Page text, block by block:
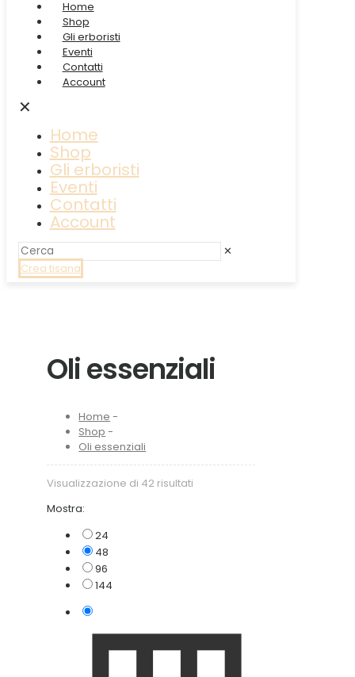
Home
Shop
Gli erboristi
Eventi
Contatti
Account
✕
Home
Shop
Gli erboristi
Eventi
Contatti
Account
✕
Crea tisana
Oli essenziali
Home -
Shop -
Oli essenziali
Visualizzazione di 42 risultati
Mostra:
24
48
96
144